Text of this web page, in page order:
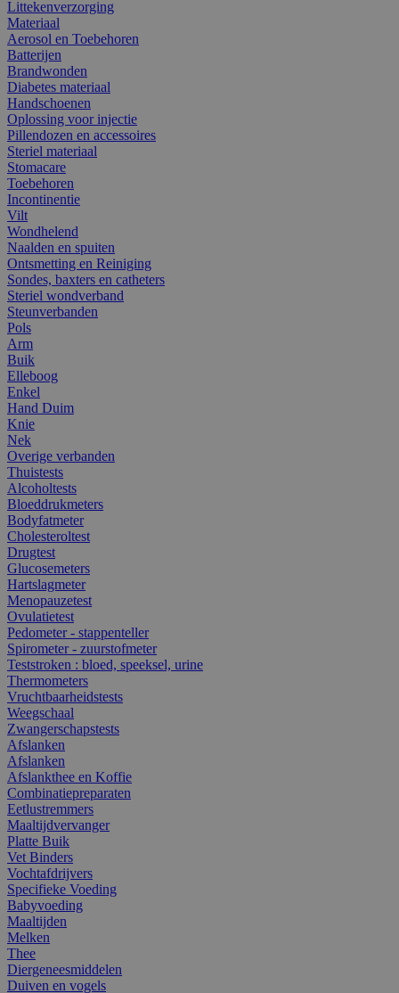
Littekenverzorging
Materiaal
Aerosol en Toebehoren
Batterijen
Brandwonden
Diabetes materiaal
Handschoenen
Oplossing voor injectie
Pillendozen en accessoires
Steriel materiaal
Stomacare
Toebehoren
Incontinentie
Vilt
Wondhelend
Naalden en spuiten
Ontsmetting en Reiniging
Sondes, baxters en catheters
Steriel wondverband
Steunverbanden
Pols
Arm
Buik
Elleboog
Enkel
Hand Duim
Knie
Nek
Overige verbanden
Thuistests
Alcoholtests
Bloeddrukmeters
Bodyfatmeter
Cholesteroltest
Drugtest
Glucosemeters
Hartslagmeter
Menopauzetest
Ovulatietest
Pedometer - stappenteller
Spirometer - zuurstofmeter
Teststroken : bloed, speeksel, urine
Thermometers
Vruchtbaarheidstests
Weegschaal
Zwangerschapstests
Afslanken
Afslanken
Afslankthee en Koffie
Combinatiepreparaten
Eetlustremmers
Maaltijdvervanger
Platte Buik
Vet Binders
Vochtafdrijvers
Specifieke Voeding
Babyvoeding
Maaltijden
Melken
Thee
Diergeneesmiddelen
Duiven en vogels